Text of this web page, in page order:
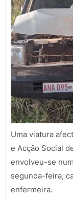
Uma viatura
e Acção Social
envolveu-se
segunda-feira,
enfermeira.